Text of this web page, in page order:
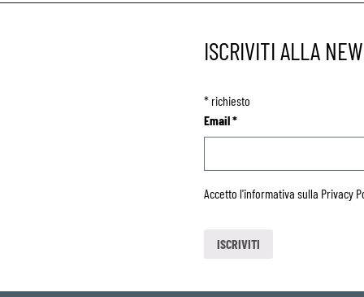
ISCRIVITI ALLA
*richiesto
Email*
Accetto l'informativa sulla Privacy